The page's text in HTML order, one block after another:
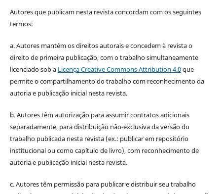
Autores que publicam nesta revista concordam com os seguintes
termos:
a. Autores mantém os direitos autorais e concedem à revista o
direito de primeira publicação, com o trabalho simultaneamente
licenciado sob a Licença Creative Commons Attribution 4.0que
permite o compartilhamento do trabalho com reconhecimento da
autoria e publicação inicial nesta revista.
b. Autores têm autorização para assumir contratos adicionais
separadamente, para distribuição não-exclusiva da versão do
trabalho publicada nesta revista (ex.: publicar em repositório
institucional ou como capítulo de livro), com reconhecimento de
autoria e publicação inicial nesta revista.
c. Autores têm permissão para publicar e distribuir seu trabalho